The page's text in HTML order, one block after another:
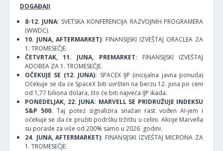
DOGAĐAJI
8-12. JUNA: SVETSKA KONFERENCIJA RAZVOJNIH PROGRAMERA
(WWDC).
10. JUNA, AFTERMARKET): FINANSIJSKI IZVEŠTAJ ORACLEA ZA
1. TROMESEČJE.
ČETVRTAK, 11. JUNA, PREMARKET: FINANSIJSKI IZVEŠTAJ
ADOBEA ZA 1. TROMESEČJE.
OČEKUJE SE (12. JUNA): SPACEX IJP (inicijalna javna ponuda)
Očekuje se da će SpaceX biti uvršten na berzu 12. juna po ceni
od 1,77 biliona dolara, što će biti najveća IJP ikada.
PONEDELJAK, 22. JUNA: MARVELL SE PRIDRUŽUJE INDEKSU
S&P 500. Taj potez signalizira snažan rast vođen AI-jem i
očekuje se da će pružiti podršku tržištu u celini. Akcije Marvella
su porasle za više od 200% samo u 2026. godini.
24. JUNA, AFTERMARKET): FINANSIJSKI IZVEŠTAJ MICRONA ZA
1. TROMESEČJE.